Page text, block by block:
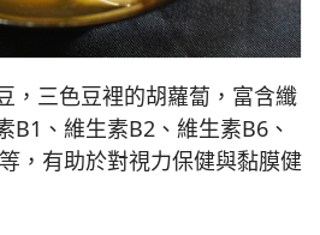
，三色豆裡的胡蘿蔔，富含纖
B1、維生素B2、維生素B6、
，有助於對視力保健與黏膜健